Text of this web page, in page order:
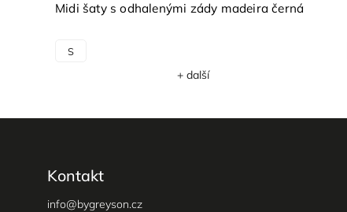
Midi šaty s odhalenými zády madeira černá
S
+ další
Kontakt
info@bygreyson.cz